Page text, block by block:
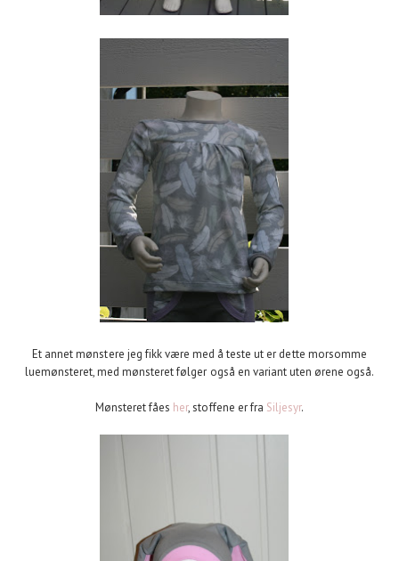
Et annet mønstere jeg fikk være med å teste ut er dette morsomme
luemønsteret, med mønsteret følger også en variant uten ørene også.
Mønsteret fåes her, stoffene er fra Siljesyr.